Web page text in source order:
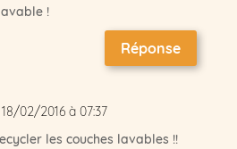
!
Réponse
02/2016 à 07:37
les couches lavables !!